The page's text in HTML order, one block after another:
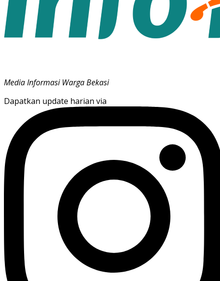
Media Informasi Warga Bekasi
Dapatkan update harian via